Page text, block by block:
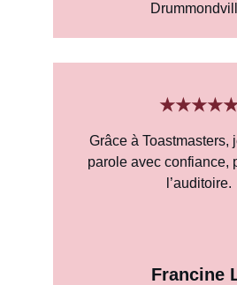
Grâce à Toastmasters,
parole avec confiance,
l’auditoire.
Francine